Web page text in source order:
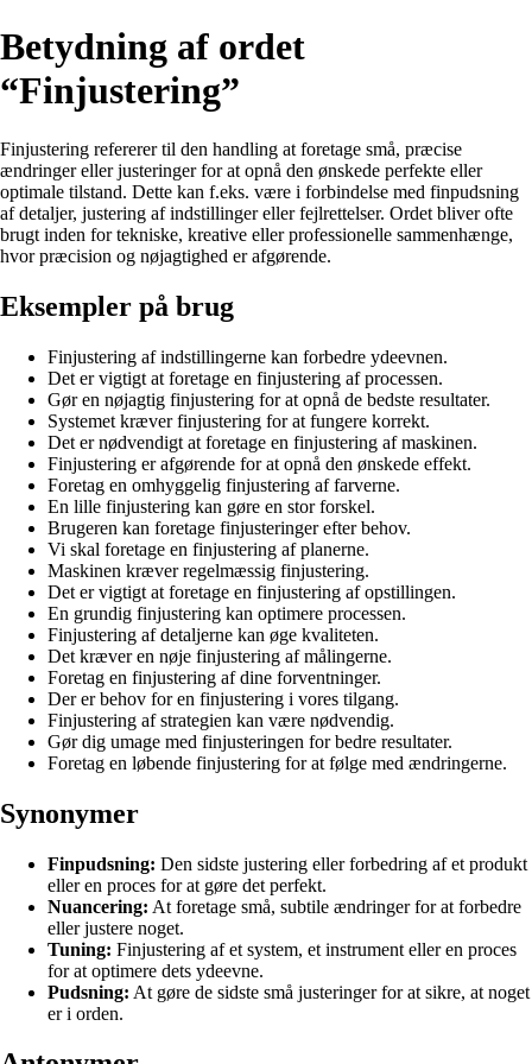
Betydning af ordet
“Finjustering”
Finjustering refererer til den handling at foretage små, præcise
ændringer eller justeringer for at opnå den ønskede perfekte eller
optimale tilstand. Dette kan f.eks. være i forbindelse med finpudsning
af detaljer, justering af indstillinger eller fejlrettelser. Ordet bliver ofte
brugt inden for tekniske, kreative eller professionelle sammenhænge,
hvor præcision og nøjagtighed er afgørende.
Eksempler på brug
Finjustering af indstillingerne kan forbedre ydeevnen.
Det er vigtigt at foretage en finjustering af processen.
Gør en nøjagtig finjustering for at opnå de bedste resultater.
Systemet kræver finjustering for at fungere korrekt.
Det er nødvendigt at foretage en finjustering af maskinen.
Finjustering er afgørende for at opnå den ønskede effekt.
Foretag en omhyggelig finjustering af farverne.
En lille finjustering kan gøre en stor forskel.
Brugeren kan foretage finjusteringer efter behov.
Vi skal foretage en finjustering af planerne.
Maskinen kræver regelmæssig finjustering.
Det er vigtigt at foretage en finjustering af opstillingen.
En grundig finjustering kan optimere processen.
Finjustering af detaljerne kan øge kvaliteten.
Det kræver en nøje finjustering af målingerne.
Foretag en finjustering af dine forventninger.
Der er behov for en finjustering i vores tilgang.
Finjustering af strategien kan være nødvendig.
Gør dig umage med finjusteringen for bedre resultater.
Foretag en løbende finjustering for at følge med ændringerne.
Synonymer
Finpudsning: Den sidste justering eller forbedring af et produkt
eller en proces for at gøre det perfekt.
Nuancering: At foretage små, subtile ændringer for at forbedre
eller justere noget.
Tuning: Finjustering af et system, et instrument eller en proces
for at optimere dets ydeevne.
Pudsning: At gøre de sidste små justeringer for at sikre, at noget
er i orden.